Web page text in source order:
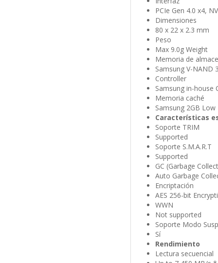
PCIe Gen 4.0 x4,
Dimensiones
80 x 22 x 2.3 mm
Peso
Max 9.0g Weight
Memoria de
Samsung V-NAND
Controller
Samsung in-house
Memoria caché
Samsung 2GB
Características
Soporte TRIM
Supported
Soporte S.M.A.R.T
Supported
GC (Garbage
Auto Garbage
Encriptación
AES 256-bit
WWN
Not supported
Soporte Modo
Sí
Rendimiento
Lectura secuencial